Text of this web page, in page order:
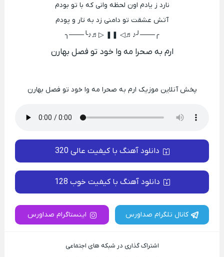
نارد ز یادم اون لحظه وانی که با تو بودم
آتش عشقت تو دامنی زد به تار و پودم
╭───╯♪♬◁ ❚❚ ▷♬♪╰───╮
ارم به صحرا مه وا خود تو فصل بهارن
پخش آنلاین موزیک ارم به صحرا مه وا خود تو فصل بهارن
دانلود آهنگ با کیفیت عالی 320
دانلود آهنگ با کیفیت خوب 128
کانال تلگرام صداورس اینستاگرام صداورس
اشتراک گذاری در شبکه های اجتماعی